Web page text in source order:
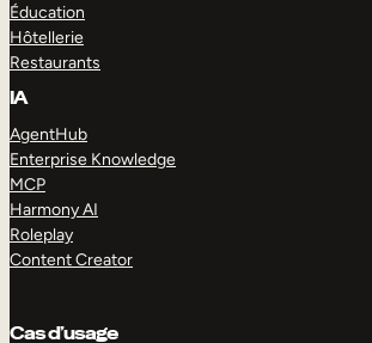
Éducation
Hôtellerie
Restaurants
IA
AgentHub
Enterprise Knowledge
MCP
Harmony AI
Roleplay
Content Creator
Cas d’usage